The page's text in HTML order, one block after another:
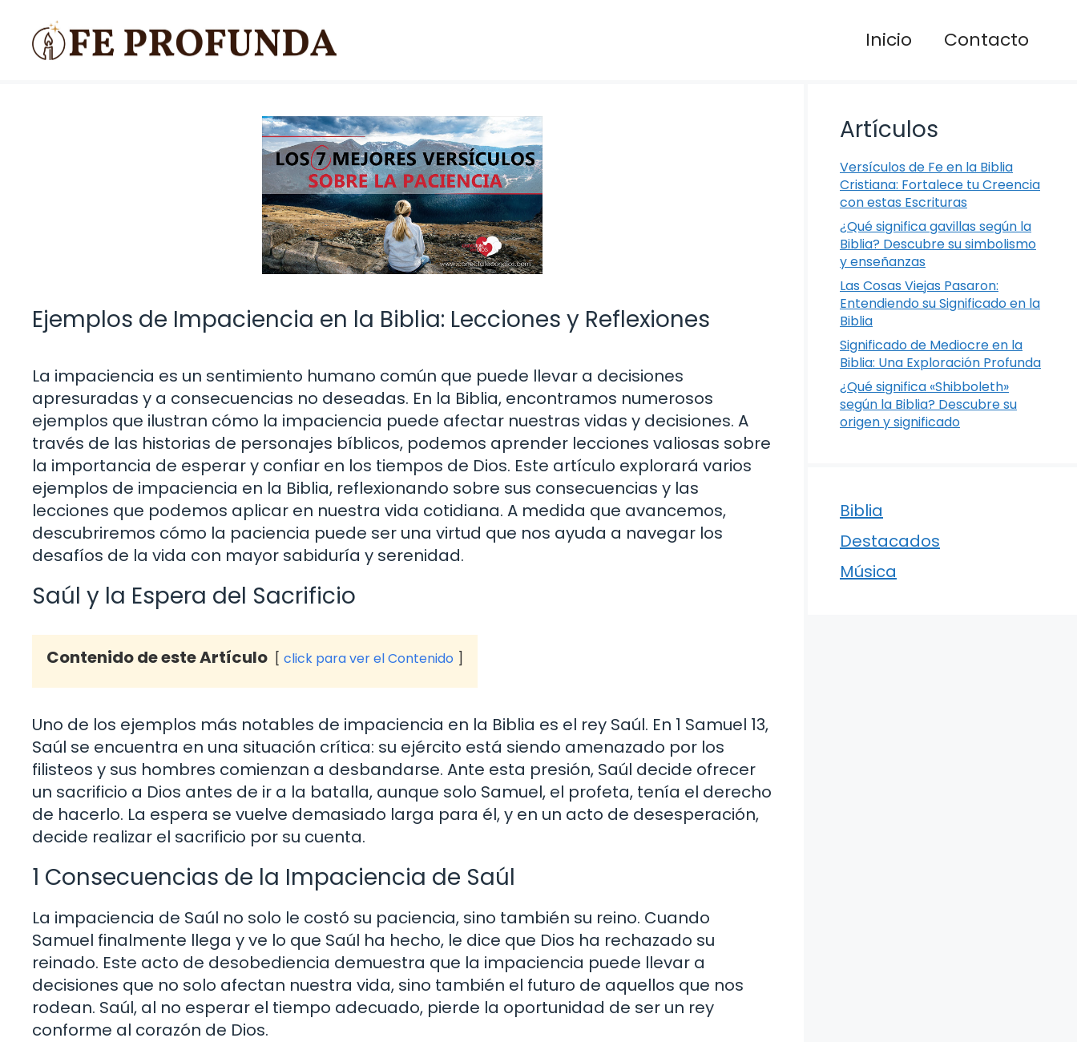
contenido
Inicio Contacto
Ejemplos de Impaciencia en la Biblia: Lecciones y Reflexiones
La impaciencia es un sentimiento humano común que puede llevar a decisiones
apresuradas y a consecuencias no deseadas. En la Biblia, encontramos numerosos
ejemplos que ilustran cómo la impaciencia puede afectar nuestras vidas y decisiones. A
través de las historias de personajes bíblicos, podemos aprender lecciones valiosas sobre
la importancia de esperar y confiar en los tiempos de Dios. Este artículo explorará varios
ejemplos de impaciencia en la Biblia, reflexionando sobre sus consecuencias y las
lecciones que podemos aplicar en nuestra vida cotidiana. A medida que avancemos,
descubriremos cómo la paciencia puede ser una virtud que nos ayuda a navegar los
desafíos de la vida con mayor sabiduría y serenidad.
Saúl y la Espera del Sacrificio
Contenido de este Artículo click para ver el Contenido
Uno de los ejemplos más notables de impaciencia en la Biblia es el rey Saúl. En 1 Samuel 13,
Saúl se encuentra en una situación crítica: su ejército está siendo amenazado por los
filisteos y sus hombres comienzan a desbandarse. Ante esta presión, Saúl decide ofrecer
un sacrificio a Dios antes de ir a la batalla, aunque solo Samuel, el profeta, tenía el derecho
de hacerlo. La espera se vuelve demasiado larga para él, y en un acto de desesperación,
decide realizar el sacrificio por su cuenta.
1 Consecuencias de la Impaciencia de Saúl
La impaciencia de Saúl no solo le costó su paciencia, sino también su reino. Cuando
Samuel finalmente llega y ve lo que Saúl ha hecho, le dice que Dios ha rechazado su
reinado. Este acto de desobediencia demuestra que la impaciencia puede llevar a
decisiones que no solo afectan nuestra vida, sino también el futuro de aquellos que nos
rodean. Saúl, al no esperar el tiempo adecuado, pierde la oportunidad de ser un rey
conforme al corazón de Dios.
Artículos
Versículos de Fe en la Biblia
Cristiana: Fortalece tu Creencia
con estas Escrituras
¿Qué significa gavillas según la
Biblia? Descubre su simbolismo
y enseñanzas
Las Cosas Viejas Pasaron:
Entendiendo su Significado en la
Biblia
Significado de Mediocre en la
Biblia: Una Exploración Profunda
¿Qué significa «Shibboleth»
según la Biblia? Descubre su
origen y significado
Biblia
Destacados
Música